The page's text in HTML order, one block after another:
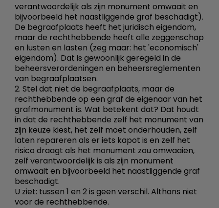
verantwoordelijk als zijn monument omwaait en
bijvoorbeeld het naastliggende graf beschadigt).
De begraafplaats heeft het juridisch eigendom,
maar de rechthebbende heeft alle zeggenschap
en lusten en lasten (zeg maar: het 'economisch'
eigendom). Dat is gewoonlijk geregeld in de
beheersverordeningen en beheersreglementen
van begraafplaatsen.
2. Stel dat niet de begraafplaats, maar de
rechthebbende op een graf de eigenaar van het
grafmonument is. Wat betekent dat? Dat houdt
in dat de rechthebbende zelf het monument van
zijn keuze kiest, het zelf moet onderhouden, zelf
laten repareren als er iets kapot is en zelf het
risico draagt als het monument zou omwaaien,
zelf verantwoordelijk is als zijn monument
omwaait en bijvoorbeeld het naastliggende graf
beschadigt.
U ziet: tussen 1 en 2 is geen verschil. Althans niet
voor de rechthebbende.